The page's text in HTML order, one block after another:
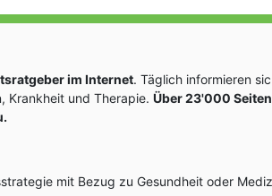
im Internet. Täglich informieren
Krankheit und Therapie. Über 23'000
mit Bezug zu Gesundheit oder